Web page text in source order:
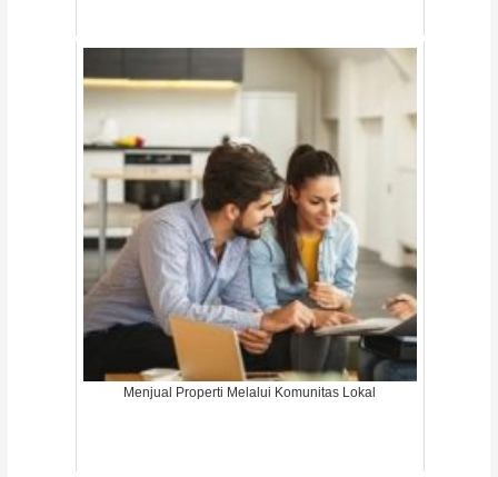
Menjual Properti Melalui Komunitas Lokal